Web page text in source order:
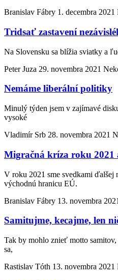
Branislav Fábry 1. decembra 2021
Tridsať zastavení
Na Slovensku sa blížia sviatky a
Peter Juza 29. novembra 2021
Nemáme liberální politiky
Minulý týden jsem v zajímavé
vysoké
Vladimír Srb 28. novembra 2021
Migračná kríza roku 2021
V roku 2021 sme svedkami ďalšej
východnú hranicu EÚ.
Branislav Fábry 13. novembra 2021
Samitujme, kecajme, len
Tak by mohlo znieť motto
sa,
Rastislav Tóth 13. novembra 2021